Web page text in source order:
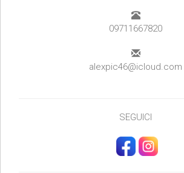
09711667820
alexpic46@icloud.com
SEGUICI